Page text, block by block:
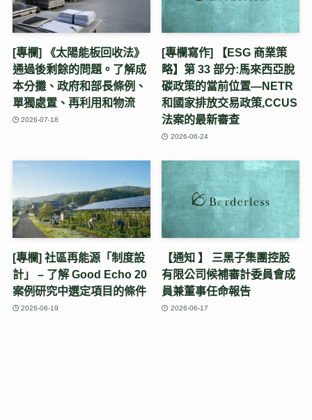
[專欄] 《太陽能板回收法》
通過後剩餘的問題。了解成
本分攤、政府和部長條例、
單獨處置、再利用和物流
2026-07-18
[專欄寫作] 【ESG 商業策
略】第 33 部分:馬來西亞脫
碳政策的當前位置—NETR
和國家排放交易政策,CCUS
法案的最新審查
2026-06-24
[專欄] 社區再能源「制度設
計」 – 了解 Good Echo 20
案例研究中選定項目的條件
2026-06-19
【通知 】 三黑子集團控股
有限公司候補審計委員會成
員兼董事任命報告
2026-06-17